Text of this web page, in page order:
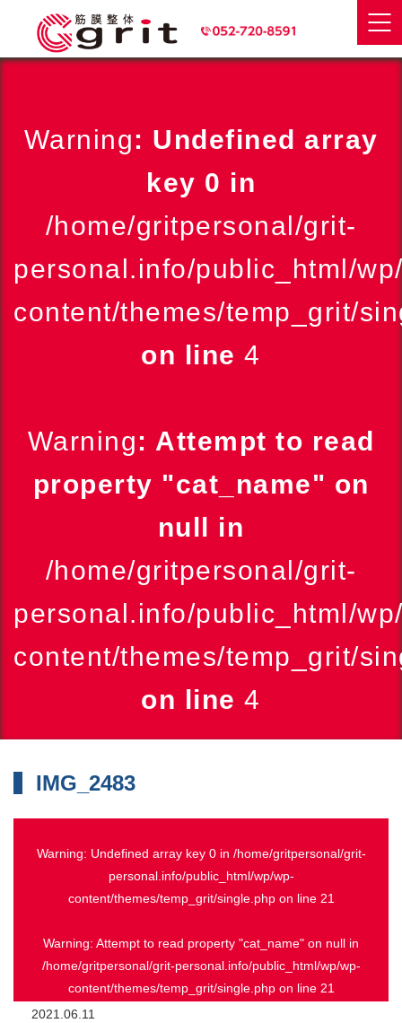
Warning: Undefined array
key 0 in
/home/gritpersonal/grit-
personal.info/public_html/
content/themes/temp_grit/
on line4
Warning: Attempt to read
property "cat_name" on
null in
/home/gritpersonal/grit-
personal.info/public_html/
content/themes/temp_grit/
on line4
IMG_2483
Warning: Undefined array key 0 in /home/gritpersonal/grit-
personal.info/public_html/wp/wp-
content/themes/temp_grit/single.phpon line 21
Warning: Attempt to read property "cat_name" on null in
/home/gritpersonal/grit-personal.info/public_html/wp/wp-
content/themes/temp_grit/single.phpon line 21
2021.06.11